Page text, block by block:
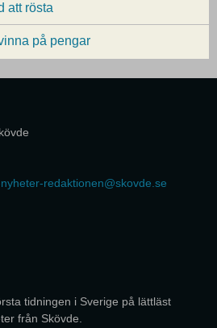
att rösta
på pengar
redaktionen@skovde.se
tidningen i Sverige på lättläst
från Skövde.